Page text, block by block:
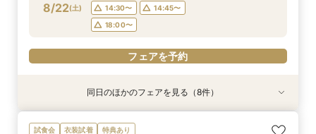
フェアを予約
フェアを予約
フェアを予約
フェアを予約
8/22(土)
14:30〜
14:45〜
18:00〜
フェアを予約
特典あり 動画あり
＜初めての式場見学＞心躍る花嫁の第一歩♪ゆっ
特典あり
【特別婚】マタニティ婚＆パパママキッズ婚に◎
特典あり
【料理重視の方◎】シェフ渾身コース試食＆おも
【60分クイックフェア】会場見学＆相談会*初見
特典あり
【全館OK】大切な”ペット”と過ごす挙式＆披露
【遠方の方◎オンライン相談会】スマホで簡単！
特典あり
【10名～会食プラン】貸切邸宅で叶える少人数ウ
特典あり
【カメラマン指名可】テーマ設定で叶える充実の
同日のほかのフェアを見る（8件）
試食会 衣装試着 特典あり